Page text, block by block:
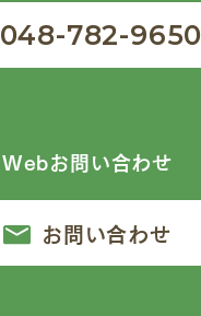
048-782-9650
Webお問い合わせ
お問い合わせ